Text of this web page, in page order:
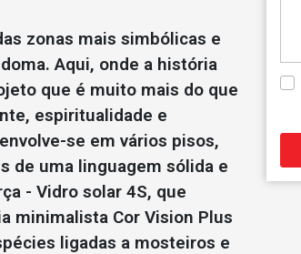
zonas mais simbólicas e
Aqui, onde a história
que é muito mais do que
espiritualidade e
se em vários pisos,
de uma linguagem sólida e
- Vidro solar 4S, que
minimalista Cor Vision Plus
ligadas a mosteiros e